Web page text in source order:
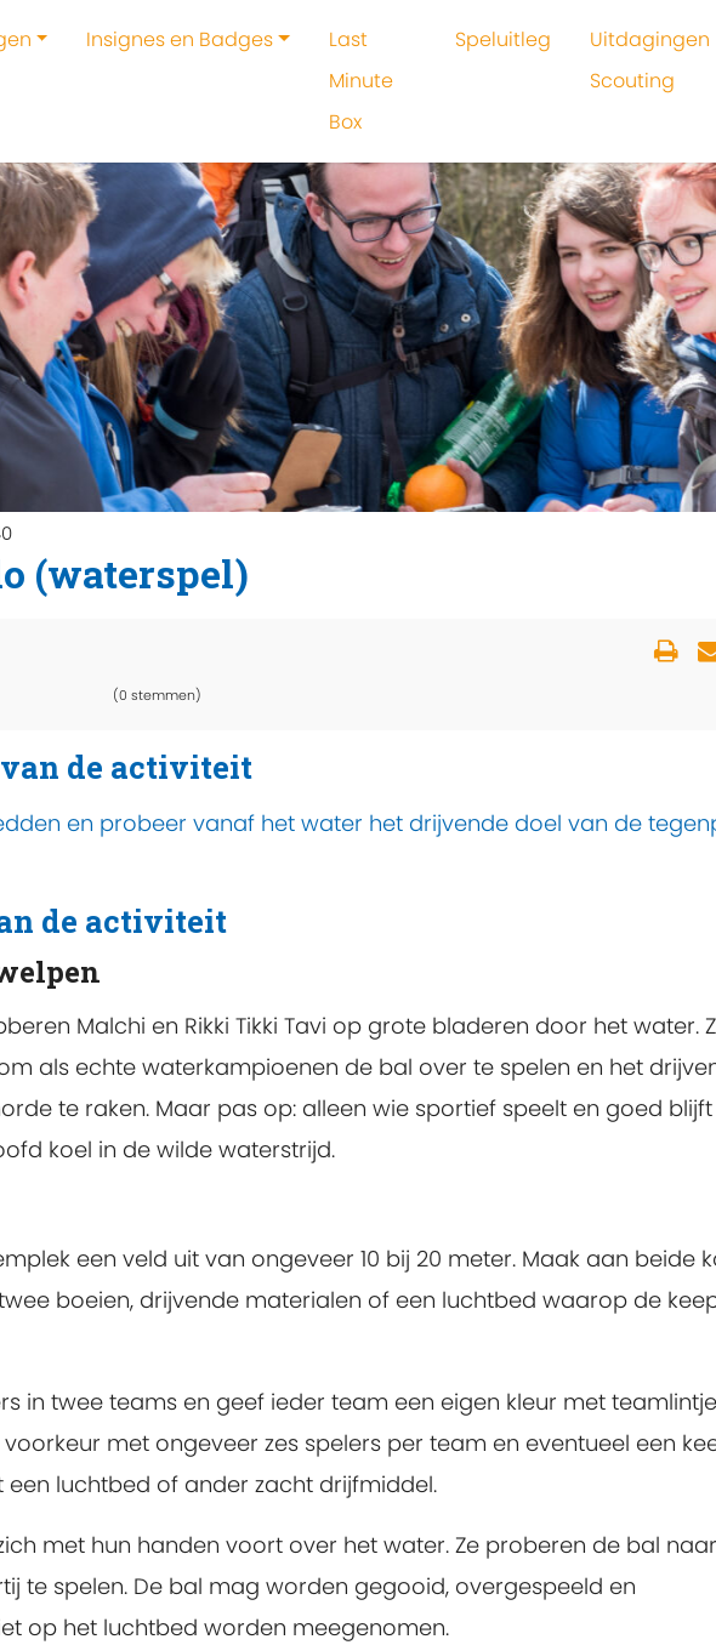
Insignes en Badges
Last
Minute
Box
Speluitleg
Uitdagingen
Scouting
(waterspel)
(0 stemmen)
de activiteit
en probeer vanaf het water het drijvende doel van de
de activiteit
Malchi en Rikki Tikki Tavi op grote bladeren door het water.
als echte waterkampioenen de bal over te spelen en het
te raken. Maar pas op: alleen wie sportief speelt en goed blijft
koel in de wilde waterstrijd.
een veld uit van ongeveer 10 bij 20 meter. Maak aan beide
boeien, drijvende materialen of een luchtbed waarop de
in twee teams en geef ieder team een eigen kleur met
voorkeur met ongeveer zes spelers per team en eventueel een
een luchtbed of ander zacht drijfmiddel.
met hun handen voort over het water. Ze proberen de bal
te spelen. De bal mag worden gegooid, overgespeeld en
op het luchtbed worden meegenomen.